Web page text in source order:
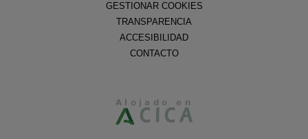
GESTIONAR COOKIES
TRANSPARENCIA
ACCESIBILIDAD
CONTACTO